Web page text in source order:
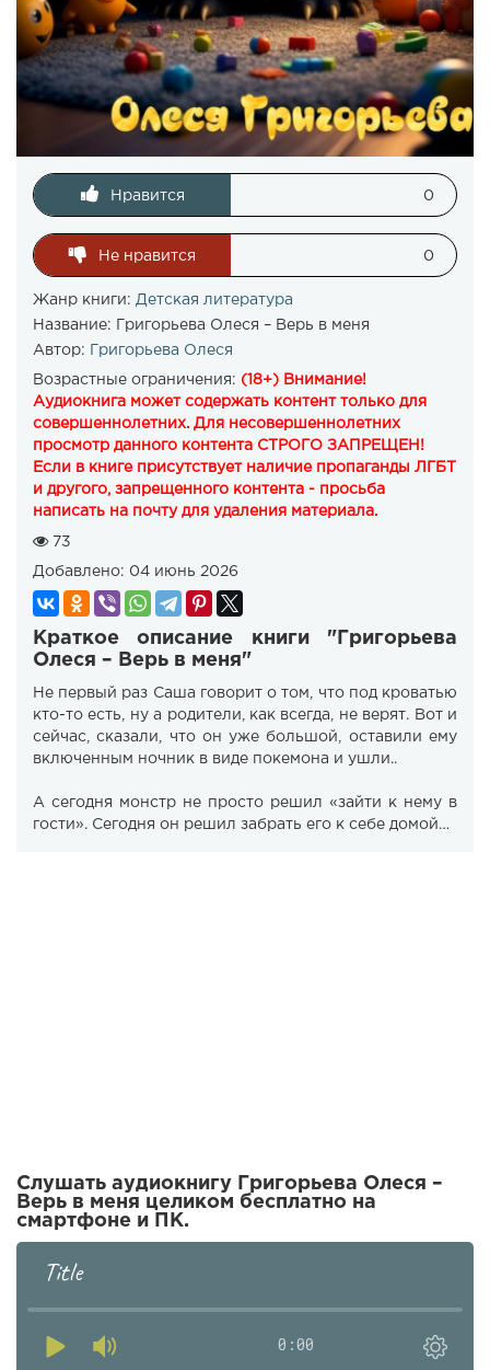
Нравится 0
Не нравится 0
Жанр книги: Детская литература
Название: Григорьева Олеся – Верь в меня
Автор:
Григорьева Олеся
Возрастные ограничения: (18+) Внимание!
Аудиокнига может содержать контент только для
совершеннолетних. Для несовершеннолетних
просмотр данного контента СТРОГО ЗАПРЕЩЕН!
Если в книге присутствует наличие пропаганды ЛГБТ
и другого, запрещенного контента - просьба
написать на почту для удаления материала.
73
Добавлено: 04 июнь 2026
Краткое описание книги "Григорьева
Олеся – Верь в меня"
Не первый раз Саша говорит о том, что под кроватью
кто-то есть, ну а родители, как всегда, не верят. Вот и
сейчас, сказали, что он уже большой, оставили ему
включенным ночник в виде покемона и ушли..
А сегодня монстр не просто решил «зайти к нему в
гости». Сегодня он решил забрать его к себе домой…
Слушать аудиокнигу Григорьева Олеся –
Верь в меня целиком бесплатно на
смартфоне и ПК.
Title
0:00